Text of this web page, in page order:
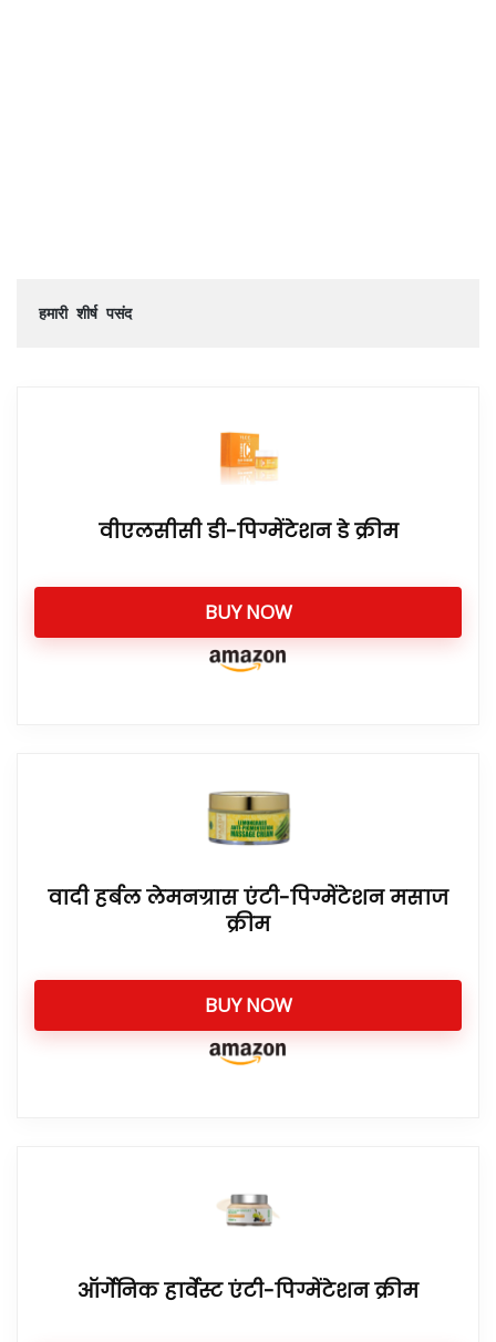
हमारी शीर्ष पसंद
वीएलसीसी डी-पिग्मेंटेशन डे क्रीम
BUY NOW
वादी हर्बल लेमनग्रास एंटी-पिग्मेंटेशन मसाज
क्रीम
BUY NOW
ऑर्गेनिक हार्वेस्ट एंटी-पिग्मेंटेशन क्रीम